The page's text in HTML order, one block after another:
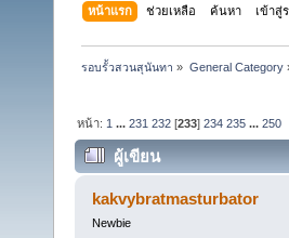
หน้าแรก ช่วยเหลือ ค้นหา เข้าสู่
รอบรั้วสวนสุนันทา » General Category
หน้า: 1 ...231 232 [233]234 235 ...250
ผู้เขียน
kakvybratmasturbator
Newbie